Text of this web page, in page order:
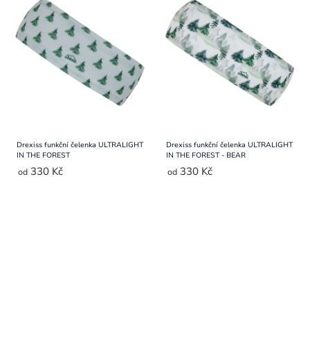
Drexiss funkční čelenka ULTRALIGHT
IN THE FOREST
od 330 Kč
Drexiss funkční čelenka ULTRALIGHT
IN THE FOREST - BEAR
od 330 Kč